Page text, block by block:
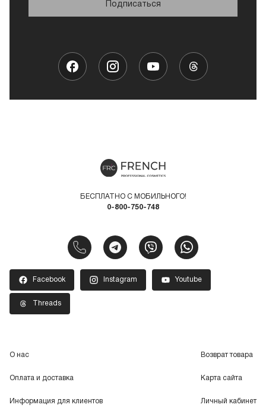
Подписаться
БЕСПЛАТНО С МОБИЛЬНОГО!
0-800-750-748
Facebook Instagram Youtube
Threads
О нас
Оплата и доставка
Информация для клиентов
Возврат товара
Карта сайта
Личный кабинет